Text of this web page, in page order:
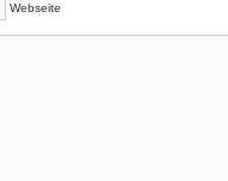
Webseite